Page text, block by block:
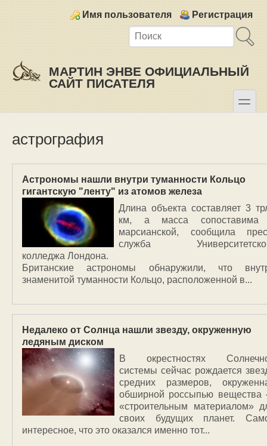
Login links
Имя пользователя Регистрация
МАРТИН ЭНВЕ ОФИЦИАЛЬНЫЙ
САЙТ ПИСАТЕЛЯ
toggle
астрография
Астрономы нашли внутри туманности Кольцо
гигантскую "ленту" из атомов железа
Длина объекта составляет 3
км, а масса сопоставима
марсианской, сообщила
служба
колледжа Лондона.
Британские астрономы обнаружили, что
знаменитой туманности Кольцо, расположенной в...
Недалеко от Солнца нашли звезду, окруженную
ледяным диском
В окрестностях
системы сейчас рождается
средних размеров,
обширной россыпью
«строительным материалом»
своих будущих планет.
интересное, что это оказался именно тот...